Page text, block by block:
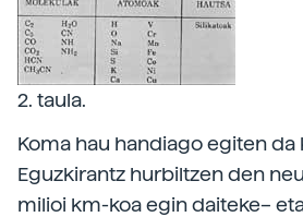
2. taula.
Koma hau handiago egiten da
Eguzkirantz hurbiltzen den
milioi km-koa egin daiteke–